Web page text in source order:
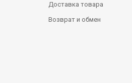
Доставка товара
Возврат и обмен